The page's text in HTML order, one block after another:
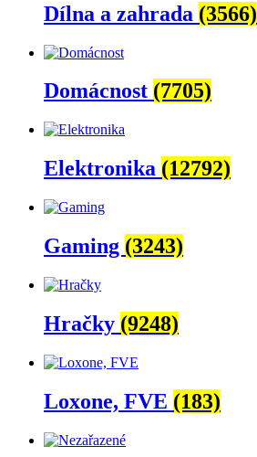
Dílna a zahrada (3566)
Domácnost (7705)
Elektronika (12792)
Gaming (3243)
Hračky (9248)
Loxone, FVE (183)